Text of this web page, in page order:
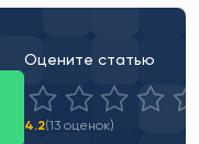
Оцените статью
4.2(13 оценок)